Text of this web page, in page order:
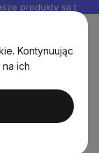
Kontynuując
ich
produkty są
zdrowie